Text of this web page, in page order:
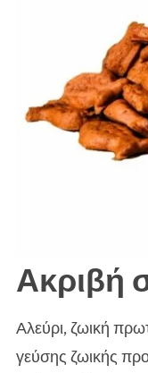
Ακριβή
Αλεύρι, ζωική
γεύσης ζωικής